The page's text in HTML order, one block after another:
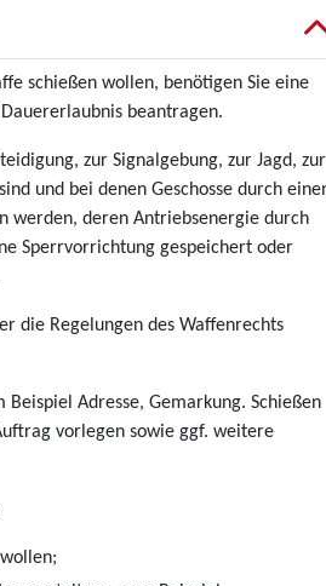
schießen wollen, benötigen Sie eine
beantragen.
zur Signalgebung, zur Jagd, zur
und bei denen Geschosse durch
werden, deren Antriebsenergie durch
Sperrvorrichtung gespeichert oder
die Regelungen des Waffenrechts
Adresse, Gemarkung. Schießen
vorlegen sowie ggf. weitere